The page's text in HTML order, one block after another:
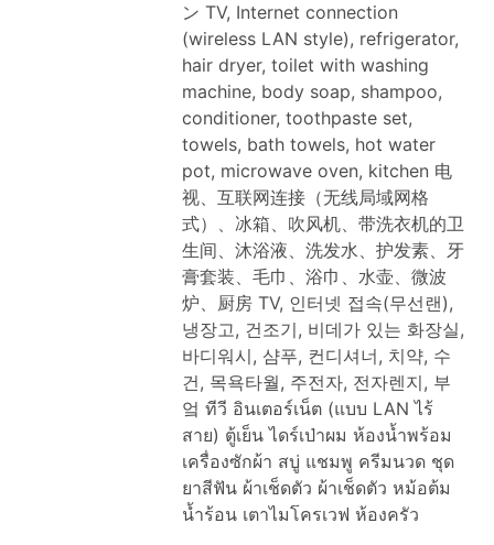
ン TV, Internet connection
(wireless LAN style), refrigerator,
hair dryer, toilet with washing
machine, body soap, shampoo,
conditioner, toothpaste set,
towels, bath towels, hot water
pot, microwave oven, kitchen 电
视、互联网连接（无线局域网格
式）、冰箱、吹风机、带洗衣机的卫
生间、沐浴液、洗发水、护发素、牙
膏套装、毛巾、浴巾、水壶、微波
炉、厨房 TV, 인터넷 접속(무선랜),
냉장고, 건조기, 비데가 있는 화장실,
바디워시, 샴푸, 컨디셔너, 치약, 수
건, 목욕타월, 주전자, 전자렌지, 부
엌 ทีวี อินเตอร์เน็ต (แบบ LAN ไร้
สาย) ตู้เย็น ไดร์เป่าผม ห้องน้ำพร้อม
เครื่องซักผ้า สบู่ แชมพู ครีมนวด ชุด
ยาสีฟัน ผ้าเช็ดตัว ผ้าเช็ดตัว หม้อต้ม
น้ำร้อน เตาไมโครเวฟ ห้องครัว